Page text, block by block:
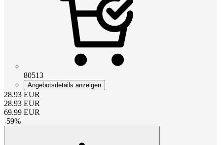
80513
Angebotsdetails anzeigen
28.93 EUR
28.93 EUR
69.99 EUR
-59%